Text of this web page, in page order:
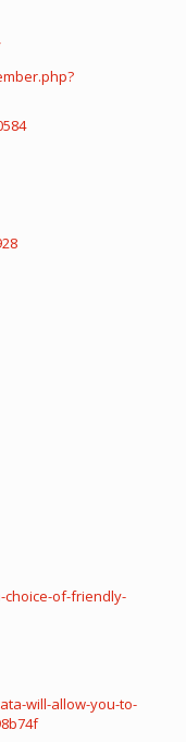
of-friendly-
will-allow-you-to-